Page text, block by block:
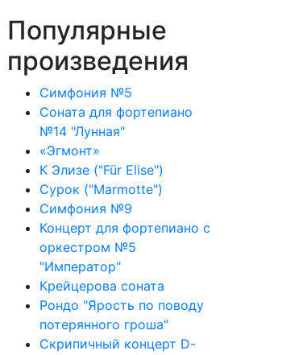
Популярные
произведения
Симфония №5
Соната для фортепиано
№14 "Лунная"
«Эгмонт»
К Элизе ("Für Elise")
Сурок ("Marmotte")
Симфония №9
Концерт для фортепиано с
оркестром №5
"Император"
Крейцерова соната
Рондо "Ярость по поводу
потерянного гроша"
Скрипичный концерт D-